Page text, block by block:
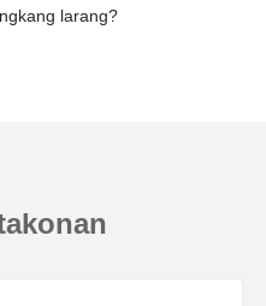
larang?